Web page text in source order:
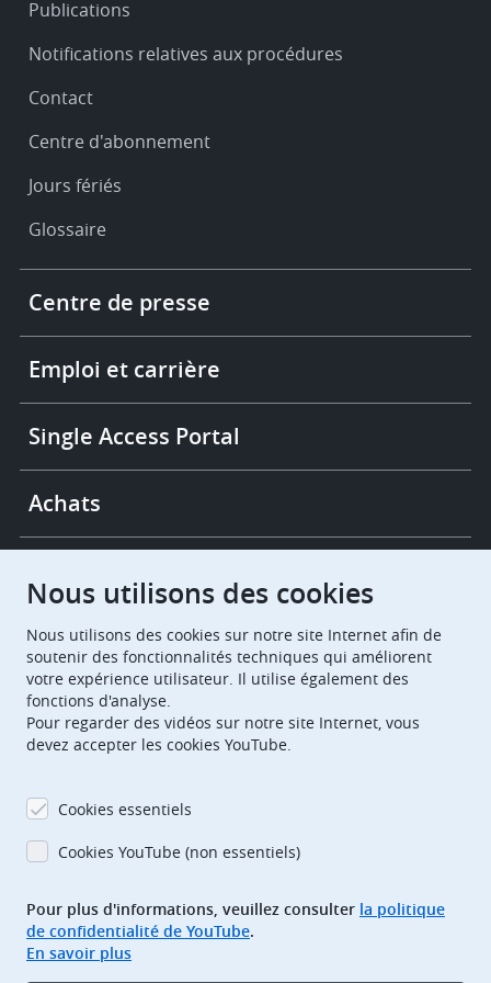
Publications
Notifications relatives aux procédures
Contact
Centre d'abonnement
Jours fériés
Glossaire
More
links
Centre de presse
Emploi et carrière
Single Access Portal
Achats
European Patent Office EPO Jobs
EuropeanPatentOffice
EPOorg EPOjobs
TheEPO
Adresse bibliographique
Nous utilisons des cookies
Nous utilisons des cookies sur notre site Internet afin de
soutenir des fonctionnalités techniques qui améliorent
votre expérience utilisateur. Il utilise également des
fonctions d'analyse.
Pour regarder des vidéos sur notre site Internet, vous
devez accepter les cookies YouTube.
Cookies essentiels
Cookies YouTube (non essentiels)
Pour plus d'informations, veuillez consulter la politique
de confidentialité de YouTube.
En savoir plus